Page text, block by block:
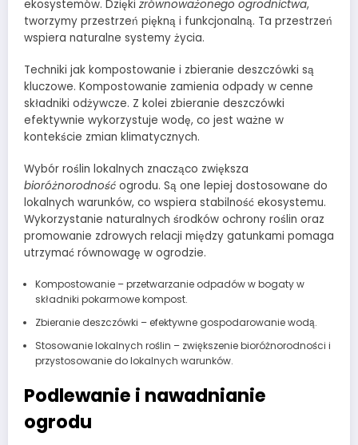
ekosystemów. Dzięki zrównoważonego ogrodnictwa,
tworzymy przestrzeń piękną i funkcjonalną. Ta przestrzeń
wspiera naturalne systemy życia.
Techniki jak kompostowanie i zbieranie deszczówki są
kluczowe. Kompostowanie zamienia odpady w cenne
składniki odżywcze. Z kolei zbieranie deszczówki
efektywnie wykorzystuje wodę, co jest ważne w
kontekście zmian klimatycznych.
Wybór roślin lokalnych znacząco zwiększa
bioróżnorodność ogrodu. Są one lepiej dostosowane do
lokalnych warunków, co wspiera stabilność ekosystemu.
Wykorzystanie naturalnych środków ochrony roślin oraz
promowanie zdrowych relacji między gatunkami pomaga
utrzymać równowagę w ogrodzie.
Kompostowanie – przetwarzanie odpadów w bogaty w
składniki pokarmowe kompost.
Zbieranie deszczówki – efektywne gospodarowanie wodą.
Stosowanie lokalnych roślin – zwiększenie bioróżnorodności i
przystosowanie do lokalnych warunków.
Podlewanie i nawadnianie
ogrodu